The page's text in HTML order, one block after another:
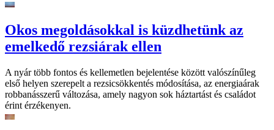
Okos megoldásokkal is küzdhetünk az
emelkedő rezsiárak ellen
A nyár több fontos és kellemetlen bejelentése között valószínűleg
első helyen szerepelt a rezsicsökkentés módosítása, az energiaárak
robbanásszerű változása, amely nagyon sok háztartást és családot
érint érzékenyen.